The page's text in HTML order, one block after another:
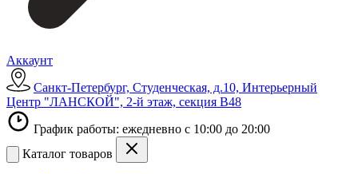
Аккаунт
Санкт-Петербург, Студенческая, д.10, Интерьерный
Центр "ЛАНСКОЙ", 2-й этаж, секция В48
График работы: ежедневно с 10:00 до 20:00
Каталог товаров